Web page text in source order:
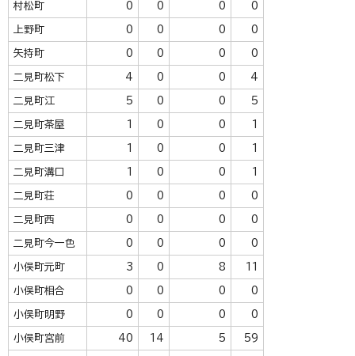
村松町 0 0 0 0
上野町 0 0 0 0
矢持町 0 0 0 0
二見町松下 4 0 0 4
二見町江 5 0 0 5
二見町茶屋 0 0
二見町三津 0 0
二見町溝口 0 0
二見町荘 0 0 0 0
二見町西 0 0 0 0
二見町今一色 0 0 0 0
小俣町元町 3 0 8
小俣町相合 0 0 0 0
小俣町明野 0 0 0 0
小俣町宮前 40 14 5 59